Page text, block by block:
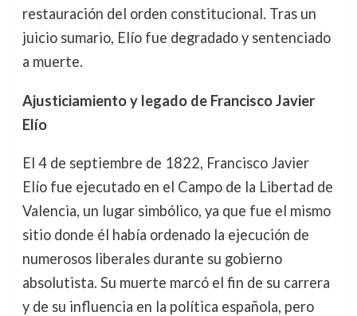
restauración del orden constitucional. Tras un
juicio sumario, Elío fue degradado y sentenciado
a muerte.
Ajusticiamiento y legado de Francisco Javier
Elío
El 4 de septiembre de 1822, Francisco Javier
Elío fue ejecutado en el Campo de la Libertad de
Valencia, un lugar simbólico, ya que fue el mismo
sitio donde él había ordenado la ejecución de
numerosos liberales durante su gobierno
absolutista. Su muerte marcó el fin de su carrera
y de su influencia en la política española, pero